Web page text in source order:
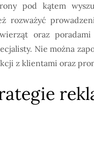
pod kątem
rozważyć
oraz
Nie można
z klientami oraz